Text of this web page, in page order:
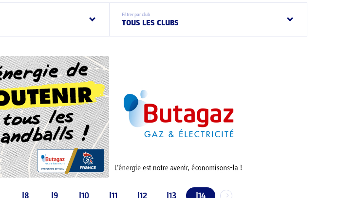
Filtrer par club
TOUS LES CLUBS
J8 J9 J10 J11 J12 J13 J14